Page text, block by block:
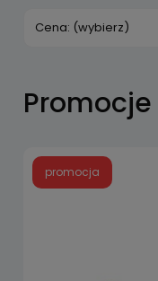
Cena: (wybierz)
Promocje
promocja